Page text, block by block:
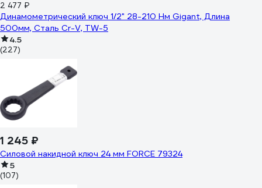
2 477 ₽
Динамометрический ключ 1/2" 28-210 Нм Gigant, Длина
500мм, Сталь Cr-V, TW-5
4.5
(227)
1 245 ₽
Силовой накидной ключ 24 мм FORCE 79324
5
(107)